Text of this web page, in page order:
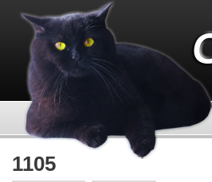
1105